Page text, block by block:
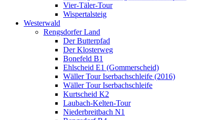
Vier-Täler-Tour
Wispertalsteig
Westerwald
Rengsdorfer Land
Der Butterpfad
Der Klosterweg
Bonefeld B1
Ehlscheid E1 (Gommerscheid)
Wäller Tour Iserbachschleife (2016)
Wäller Tour Iserbachschleife
Kurtscheid K2
Laubach-Kelten-Tour
Niederbreitbach N1